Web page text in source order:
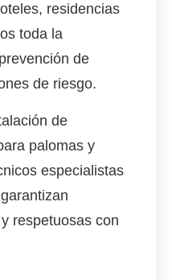
residencias
toda la
de
de riesgo.
de
palomas y
especialistas
respetuosas con